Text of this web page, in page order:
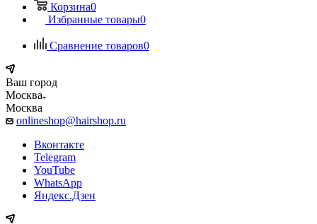
Корзина0
Избранные товары0
Сравнение товаров0
Ваш город
Москва
Москва
onlineshop@hairshop.ru
Вконтакте
Telegram
YouTube
WhatsApp
Яндекс.Дзен